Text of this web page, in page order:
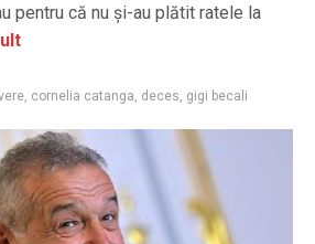
pentru că nu și-au plătit ratele la
, cornelia catanga, deces, gigi becali